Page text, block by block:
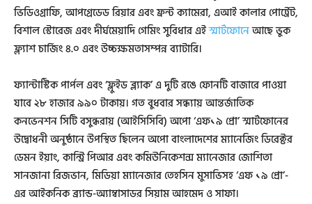
ভিডিওগ্রাফি, আপগ্রেডেড রিয়ার এবং ফ্রন্ট ক্যামেরা, এআই কালার পোর্ট্রেট,
বিশাল স্টোরেজ এবং দীর্ঘমেয়াদি গেমিং সুবিধার এইস্মার্টফোনেআছে ভুক
ফ্ল্যাশ চার্জিং ৪.০ এবং উচ্চক্ষমতাসম্পন্ন ব্যাটারি।
ফ্যান্টাস্টিক পার্পল এবং ‘ফ্লুইড ব্ল্যাক’ এ দুটি রঙে ফোনটি বাজারে পাওয়া
যাবে ২৮ হাজার ৯৯০ টাকায়। গত বুধবার সন্ধ্যায় আন্তর্জাতিক
কনভেনশন সিটি বসুন্ধরায় (আইসিসিবি) অপো ‘এফ১৯ প্রো’ স্মার্টফোনের
উদ্বোধনী অনুষ্ঠানে উপস্থিত ছিলেন অপো বাংলাদেশের ম্যানেজিং ডিরেক্টর
ডেমন ইয়াং, কান্ট্রি পিআর এবং কমিউনিকেশন্স ম্যানেজার জোশিতা
সানজানা রিজভান, মিডিয়া ম্যানেজার তেহসিন মুসাভিসহ ‘এফ ১৯ প্রো’-
এর আইকনিক ব্র্যান্ড-অ্যাম্বাসাডর সিয়াম আহমেদ ও সাফা।